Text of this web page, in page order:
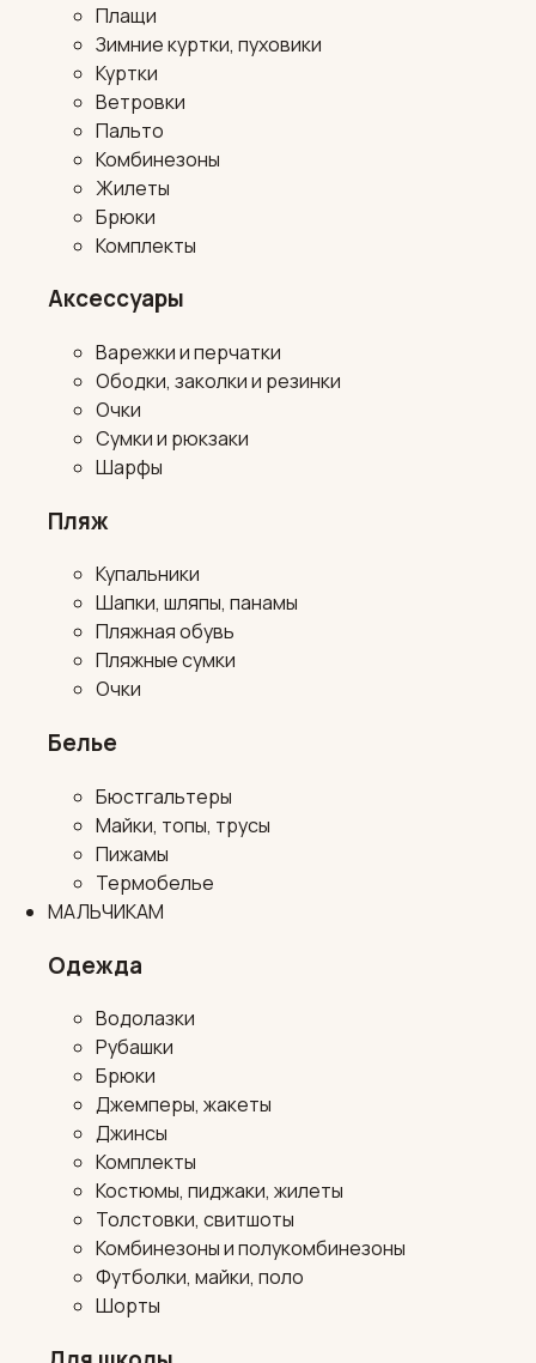
Плащи
Зимние куртки, пуховики
Куртки
Ветровки
Пальто
Комбинезоны
Жилеты
Брюки
Комплекты
Аксессуары
Варежки и перчатки
Ободки, заколки и резинки
Очки
Сумки и рюкзаки
Шарфы
Пляж
Купальники
Шапки, шляпы, панамы
Пляжная обувь
Пляжные сумки
Очки
Белье
Бюстгальтеры
Майки, топы, трусы
Пижамы
Термобелье
МАЛЬЧИКАМ
Одежда
Водолазки
Рубашки
Брюки
Джемперы, жакеты
Джинсы
Комплекты
Костюмы, пиджаки, жилеты
Толстовки, свитшоты
Комбинезоны и полукомбинезоны
Футболки, майки, поло
Шорты